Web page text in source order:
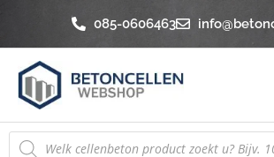
de
inhoud
085-0606463
Producten
zoeken